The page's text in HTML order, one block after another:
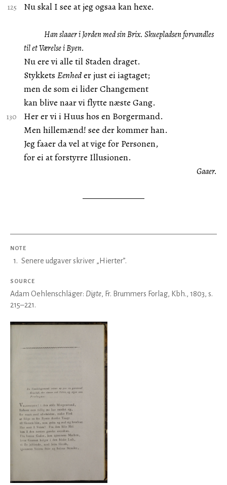
Nu skal I see at jeg ogsaa kan hexe.
Han slaaer i Jorden med sin Brix. Skuepladsen forvandles
til et Værelse i Byen.
Nu ere vi alle til Staden draget.
Stykkets Eenheder just ei iagtaget;
men de som ei lider Changement
kan blive naar vi flytte næste Gang.
Her er vi i Huus hos en Borgermand.
Men hillemænd! see der kommer han.
Jeg faaer da vel at vige for Personen,
for ei at forstyrre Illusionen.
Gaaer.
NOTE
1. Senere udgaver skriver „Hierter”.
SOURCE
Adam Oehlenschläger: Digte, Fr. Brummers Forlag, Kbh., 1803, s.
215–221.